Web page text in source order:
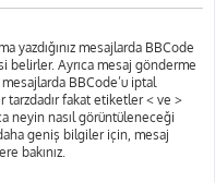
yazdığınız mesajlarda BBCode
belirler. Ayrıca mesaj gönderme
BBCode’u iptal
tarzdadır fakat etiketler < ve >
neyin nasıl görüntüleneceği
geniş bilgiler için, mesaj
bakınız.